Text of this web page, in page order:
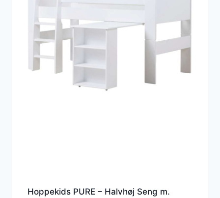
Hoppekids PURE – Halvhøj Seng m.